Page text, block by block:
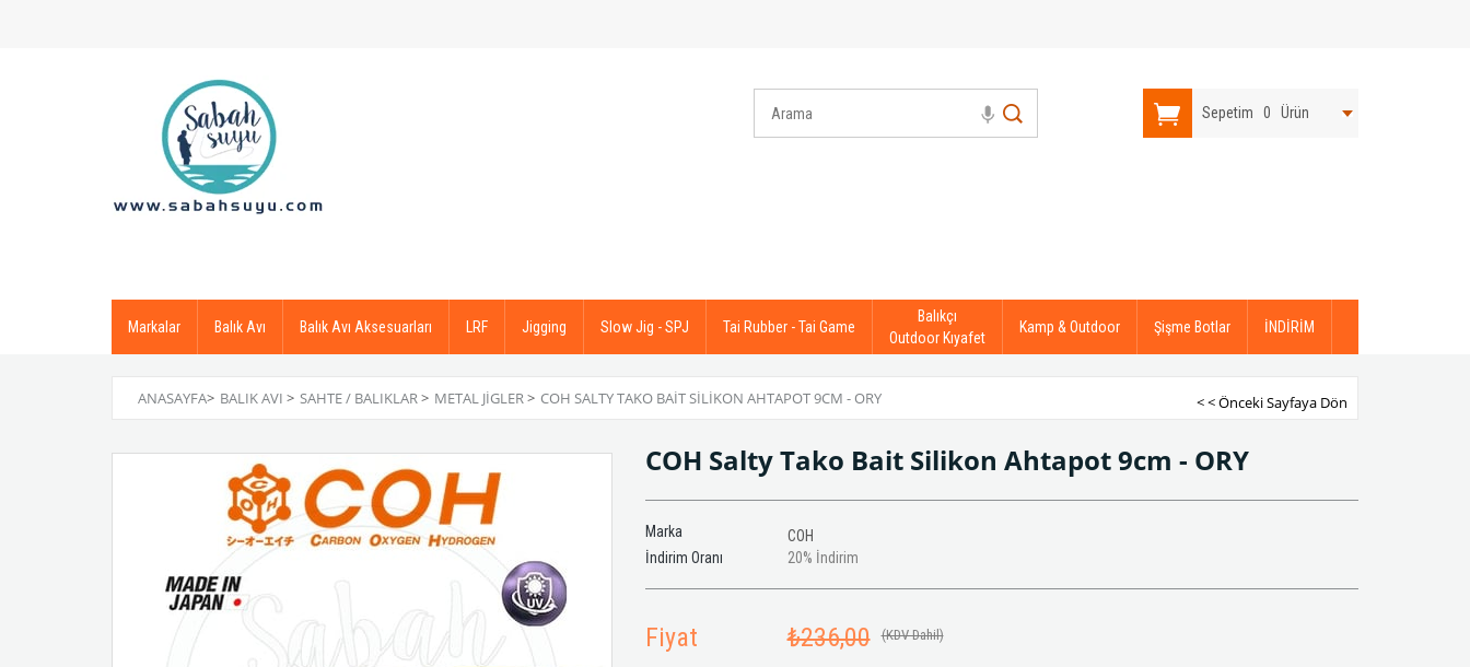
Sepetim 0 Ürün
Markalar Balık Avı Balık Avı Aksesuarları LRF Jigging Slow Jig - SPJ Tai Rubber - Tai Game
Balıkçı
Outdoor Kıyafet
Kamp & Outdoor Şişme Botlar İNDİRİM
ANASAYFA> BALIK AVI > SAHTE / BALIKLAR> METAL JIGLER> COH SALTY TAKO BAIT SILIKON AHTAPOT 9CM - ORY < < Önceki Sayfaya Dön
COH Salty Tako Bait Silikon Ahtapot 9cm - ORY
Marka
COH
İndirim Oranı
%
20 İndirim
Fiyat ₺236,00 (KDV Dahil)